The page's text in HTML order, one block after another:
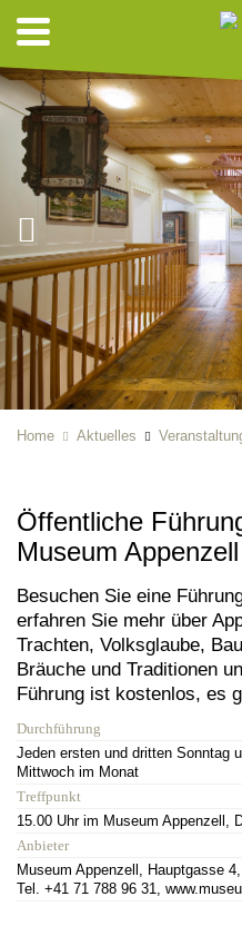
Home Aktuelles
Öffentliche
Museum Appenzell
Besuchen Sie eine
erfahren Sie mehr über
Trachten, Volksglaube,
Bräuche und Traditionen
Führung ist kostenlos, es
Durchführung
Jeden ersten und dritten Sonntag
Mittwoch im Monat
Treffpunkt
15.00 Uhr im Museum Appenzell,
Anbieter
Museum Appenzell, Hauptgasse
Tel. +41 71 788 96 31,